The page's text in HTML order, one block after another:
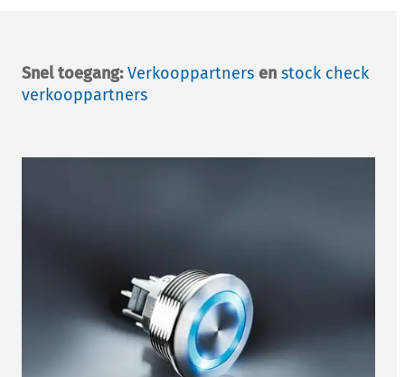
Snel toegang:Verkooppartners en stock check
verkooppartners